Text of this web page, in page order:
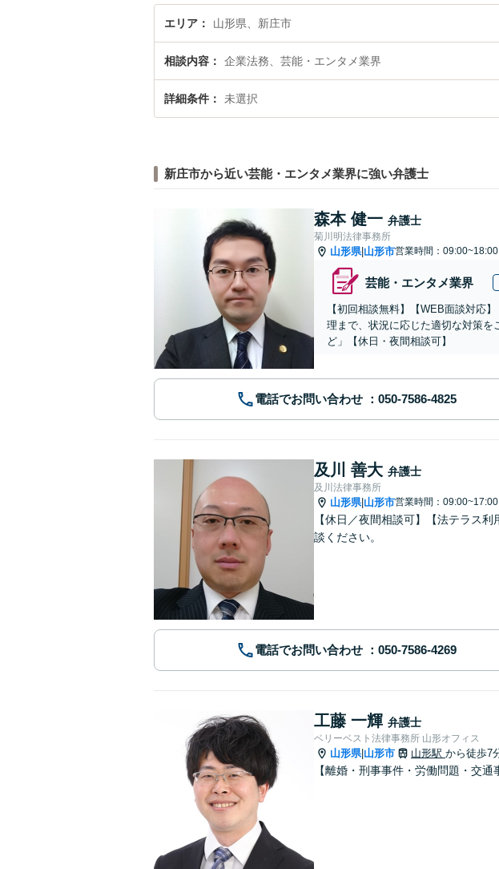
エリア 山形県、新庄市
相談内容 企業法務、芸能・エンタメ業界
詳細条件 未選択
新庄市から近い芸能・エンタメ業界に強い弁護士
森本 健一 弁護士
菊川明法律事務所
山形県| 山形市営業時間：09:00~18:00
芸能・エンタメ業界
【初回相談無料】【WEB面談対応
理まで、状況に応じた適切な対策を
ど」【休日・夜間相談可】
電話でお問い合わせ
及川 善大 弁護士
及川法律事務所
山形県| 山形市営業時間：09:00~17:00
【休日／夜間相談可】【法テラス
談ください。
電話でお問い合わせ
工藤 一輝 弁護士
ベリーベスト法律事務所 山形オフィス
山形県| 山形市 山形駅 から徒歩7
【離婚・刑事事件・労働問題・交